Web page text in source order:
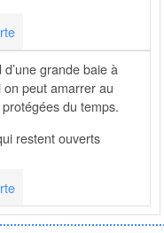
d’une grande baie à
peut amarrer au
du temps.
restent ouverts